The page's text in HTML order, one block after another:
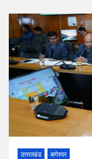
उत्तराखंड बागेश्वर